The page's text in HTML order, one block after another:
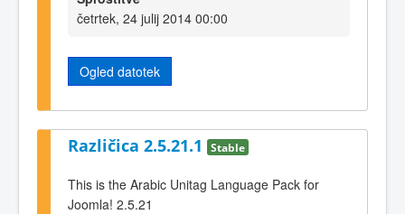
četrtek, 24 julij 2014 00:00
Ogled datotek
Različica 2.5.21.1 Stable
This is the Arabic Unitag Language Pack for
Joomla! 2.5.21